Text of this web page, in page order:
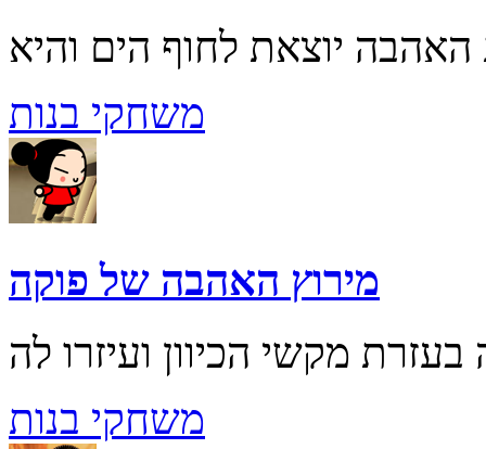
משחקי בנות
מירוץ האהבה של פוקה
משחקי בנות